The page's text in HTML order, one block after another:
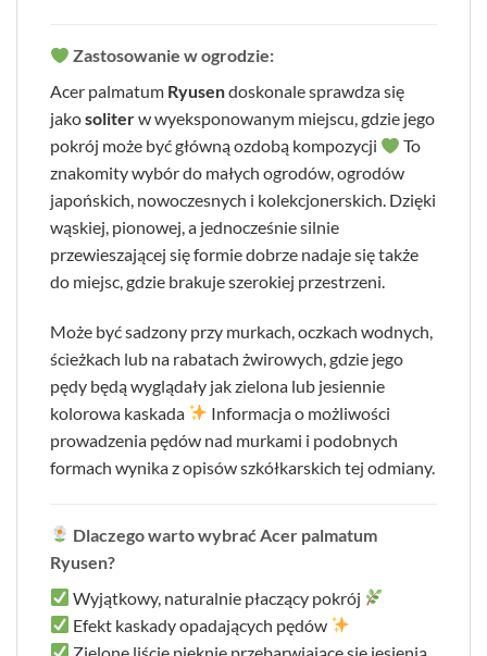
Zastosowanie w ogrodzie:
Acer palmatum Ryusendoskonale sprawdza się
jakosoliterw wyeksponowanym miejscu, gdzie jego
pokrój może być główną ozdobą kompozycji
To
znakomity wybór do małych ogrodów, ogrodów
japońskich, nowoczesnych i kolekcjonerskich. Dzięki
wąskiej, pionowej, a jednocześnie silnie
przewieszającej się formie dobrze nadaje się także
do miejsc, gdzie brakuje szerokiej przestrzeni.
Może być sadzony przy murkach, oczkach wodnych,
ścieżkach lub na rabatach żwirowych, gdzie jego
pędy będą wyglądały jak zielona lub jesiennie
kolorowa kaskada
Informacja o możliwości
prowadzenia pędów nad murkami i podobnych
formach wynika z opisów szkółkarskich tej odmiany.
Dlaczego warto wybrać Acer palmatum
Ryusen?
Wyjątkowy, naturalnie płaczący pokrój
Efekt kaskady opadających pędów
Zielone liście pięknie przebarwiające się jesienią